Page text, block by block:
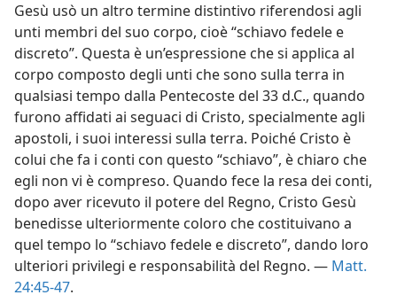
Gesù usò un altro termine distintivo riferendosi agli
unti membri del suo corpo, cioè “schiavo fedele e
discreto”. Questa è un’espressione che si applica al
corpo composto degli unti che sono sulla terra in
qualsiasi tempo dalla Pentecoste del 33 d.C., quando
furono affidati ai seguaci di Cristo, specialmente agli
apostoli, i suoi interessi sulla terra. Poiché Cristo è
colui che fa i conti con questo “schiavo”, è chiaro che
egli non vi è compreso. Quando fece la resa dei conti,
dopo aver ricevuto il potere del Regno, Cristo Gesù
benedisse ulteriormente coloro che costituivano a
quel tempo lo “schiavo fedele e discreto”, dando loro
ulteriori privilegi e responsabilità del Regno. — Matt.
24:45-47.